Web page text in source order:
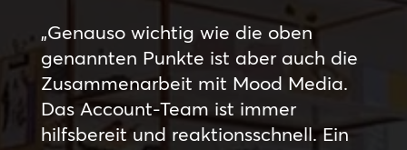
„Genauso wichtig wie die oben
genannten Punkte ist aber auch die
Zusammenarbeit mit Mood Media.
Das Account-Team ist immer
hilfsbereit und reaktionsschnell. Ein